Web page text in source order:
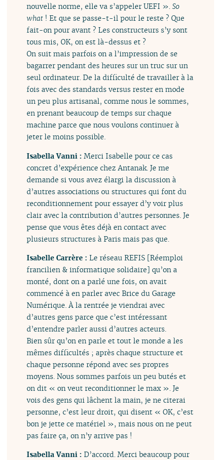
nouvelle norme, elle va s’appeler UEFI ».So
what ! Et que se passe-t-il pour le reste ? Que
fait-on pour avant ? Les constructeurs s’y sont
tous mis, OK, on est là-dessus et ?
On suit mais parfois on a l’impression de se
bagarrer pendant des heures sur un truc sur un
seul ordinateur. De la difficulté de travailler à la
fois avec des standards versus rester en mode
un peu plus artisanal, comme nous le sommes,
en prenant beaucoup de temps sur chaque
machine parce que nous voulons continuer à
jeter le moins possible.
Isabella Vanni :Merci Isabelle pour ce cas
concret d’expérience chez Antanak. Je me
demande si vous avez élargi la discussion à
d’autres associations ou structures qui font du
reconditionnement pour essayer d’y voir plus
clair avec la contribution d’autres personnes. Je
pense que vous êtes déjà en contact avec
plusieurs structures à Paris mais pas que.
Isabelle Carrère :Le réseau REFIS [Réemploi
francilien & informatique solidaire] qu’on a
monté, dont on a parlé une fois, on avait
commencé à en parler avec Brice du Garage
Numérique. À la rentrée je viendrai avec
d’autres gens parce que c’est intéressant
d’entendre parler aussi d’autres acteurs.
Bien sûr qu’on en parle et tout le monde a les
mêmes difficultés ; après chaque structure et
chaque personne répond avec ses propres
moyens. Nous sommes parfois un peu butés et
on dit « on veut reconditionner le max ». Je
vois des gens qui lâchent la main, je ne citerai
personne, c’est leur droit, qui disent « OK, c’est
bon je jette ce matériel », mais nous on ne peut
pas faire ça, on n’y arrive pas !
Isabella Vanni :D’accord. Merci beaucoup pour